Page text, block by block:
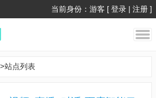
当前身份：游客 [ 登录 | 注册 ]
站点列表